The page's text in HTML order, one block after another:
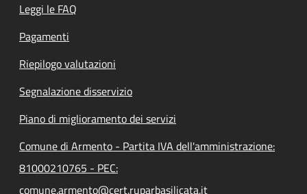
Leggi le FAQ
Pagamenti
Riepilogo valutazioni
Segnalazione disservizio
Piano di miglioramento dei servizi
Comune di Armento - Partita IVA dell'amministrazione:
81000210765 - PEC:
comune.armento@cert.ruparbasilicata.it